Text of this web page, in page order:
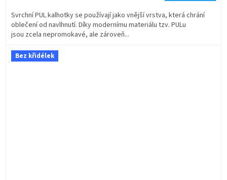
Svrchní PUL kalhotky se používají jako vnější vrstva, která chrání
oblečení od navlhnutí. Díky modernímu materiálu tzv. PULu
jsou zcela nepromokavé, ale zároveň...
Bez křidélek